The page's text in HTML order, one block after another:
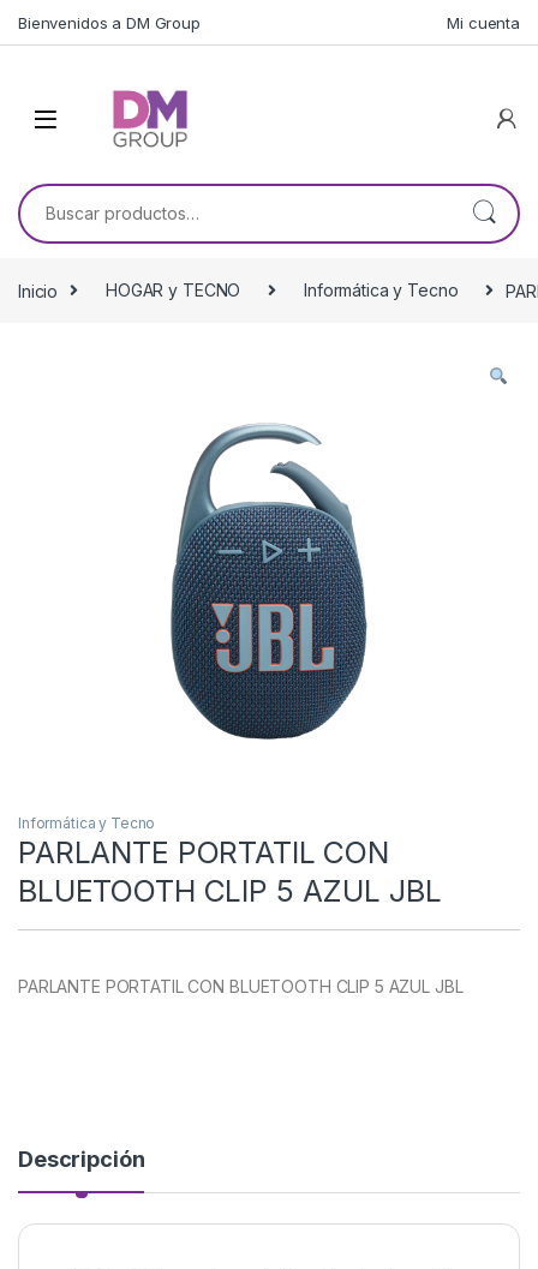
Bienvenidos a DM Group Mi cuenta
Buscar por:
Inicio HOGAR y TECNO Informática y Tecno
Informática y Tecno
PARLANTE PORTATIL CON
BLUETOOTH CLIP 5 AZUL JBL
PARLANTE PORTATIL CON BLUETOOTH CLIP 5 AZUL JBL
Descripción